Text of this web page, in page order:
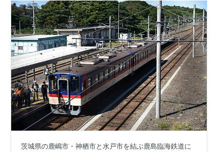
茨城県の鹿嶋市・神栖市と水戸市を結ぶ鹿島臨海鉄道に